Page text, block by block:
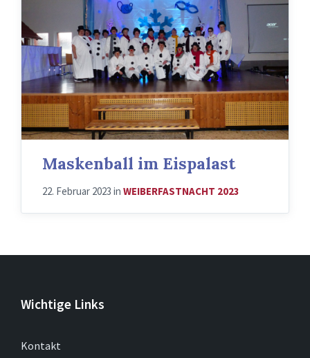
Maskenball im Eispalast
22. Februar 2023 in WEIBERFASTNACHT 2023
Wichtige Links
Kontakt